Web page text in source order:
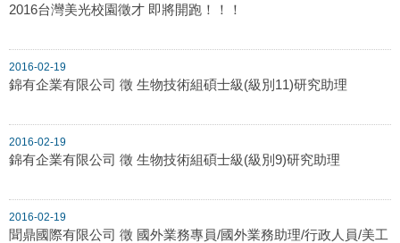
2016台灣美光校園徵才 即將開跑！！！
2016-02-19
錦有企業有限公司 徵 生物技術組碩士級(級別11)研究助理
2016-02-19
錦有企業有限公司 徵 生物技術組碩士級(級別9)研究助理
2016-02-19
聞鼎國際有限公司 徵 國外業務專員/國外業務助理/行政人員/美工